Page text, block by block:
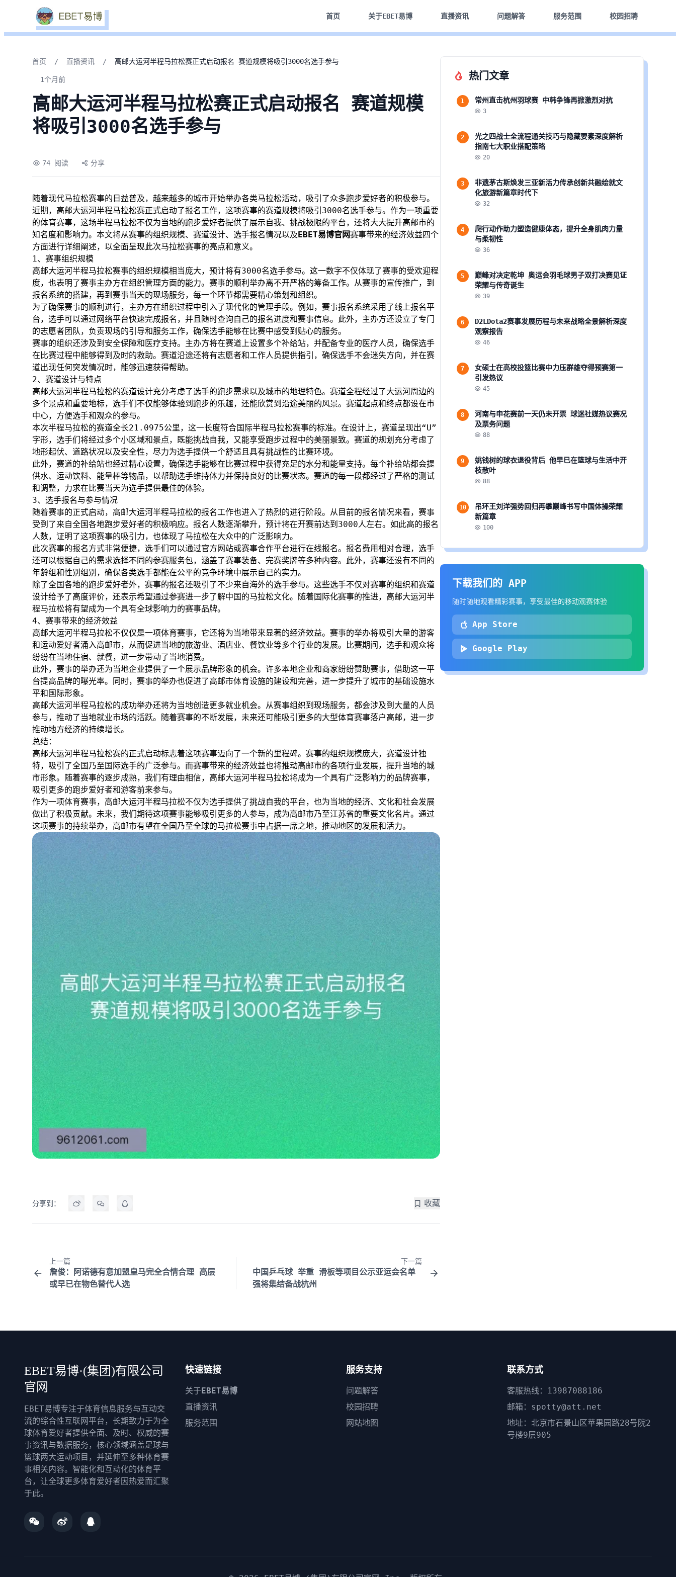
首页 关于EBET易博 直播资讯 问题解答 服务范围 校园招聘
首页 / 直播资讯 / 高邮大运河半程马拉松赛正式启动报名 赛道规模将吸引3000名选手参与
1个月前
高邮大运河半程马拉松赛正式启动报名 赛道规模
将吸引3000名选手参与
74 阅读 分享
随着现代马拉松赛事的日益普及，越来越多的城市开始举办各类马拉松活动，吸引了众多跑步爱好者的积极参与。
近期，高邮大运河半程马拉松赛正式启动了报名工作，这项赛事的赛道规模将吸引3000名选手参与。作为一项重要
的体育赛事，这场半程马拉松不仅为当地的跑步爱好者提供了展示自我、挑战极限的平台，还将大大提升高邮市的
知名度和影响力。本文将从赛事的组织规模、赛道设计、选手报名情况以及EBET易博官网赛事带来的经济效益四个
方面进行详细阐述，以全面呈现此次马拉松赛事的亮点和意义。
1、赛事组织规模
高邮大运河半程马拉松赛事的组织规模相当庞大，预计将有3000名选手参与。这一数字不仅体现了赛事的受欢迎程
度，也表明了赛事主办方在组织管理方面的能力。赛事的顺利举办离不开严格的筹备工作。从赛事的宣传推广，到
报名系统的搭建，再到赛事当天的现场服务，每一个环节都需要精心策划和组织。
为了确保赛事的顺利进行，主办方在组织过程中引入了现代化的管理手段。例如，赛事报名系统采用了线上报名平
台，选手可以通过网络平台快速完成报名，并且随时查询自己的报名进度和赛事信息。此外，主办方还设立了专门
的志愿者团队，负责现场的引导和服务工作，确保选手能够在比赛中感受到贴心的服务。
赛事的组织还涉及到安全保障和医疗支持。主办方将在赛道上设置多个补给站，并配备专业的医疗人员，确保选手
在比赛过程中能够得到及时的救助。赛道沿途还将有志愿者和工作人员提供指引，确保选手不会迷失方向，并在赛
道出现任何突发情况时，能够迅速获得帮助。
2、赛道设计与特点
高邮大运河半程马拉松的赛道设计充分考虑了选手的跑步需求以及城市的地理特色。赛道全程经过了大运河周边的
多个景点和重要地标，选手们不仅能够体验到跑步的乐趣，还能欣赏到沿途美丽的风景。赛道起点和终点都设在市
中心，方便选手和观众的参与。
本次半程马拉松的赛道全长21.0975公里，这一长度符合国际半程马拉松赛事的标准。在设计上，赛道呈现出“U”
字形，选手们将经过多个小区域和景点，既能挑战自我，又能享受跑步过程中的美丽景致。赛道的规划充分考虑了
地形起伏、道路状况以及安全性，尽力为选手提供一个舒适且具有挑战性的比赛环境。
此外，赛道的补给站也经过精心设置，确保选手能够在比赛过程中获得充足的水分和能量支持。每个补给站都会提
供水、运动饮料、能量棒等物品，以帮助选手维持体力并保持良好的比赛状态。赛道的每一段都经过了严格的测试
和调整，力求在比赛当天为选手提供最佳的体验。
3、选手报名与参与情况
随着赛事的正式启动，高邮大运河半程马拉松的报名工作也进入了热烈的进行阶段。从目前的报名情况来看，赛事
受到了来自全国各地跑步爱好者的积极响应。报名人数逐渐攀升，预计将在开赛前达到3000人左右。如此高的报名
人数，证明了这项赛事的吸引力，也体现了马拉松在大众中的广泛影响力。
此次赛事的报名方式非常便捷，选手们可以通过官方网站或赛事合作平台进行在线报名。报名费用相对合理，选手
还可以根据自己的需求选择不同的参赛服务包，涵盖了赛事装备、完赛奖牌等多种内容。此外，赛事还设有不同的
年龄组和性别组别，确保各类选手都能在公平的竞争环境中展示自己的实力。
除了全国各地的跑步爱好者外，赛事的报名还吸引了不少来自海外的选手参与。这些选手不仅对赛事的组织和赛道
设计给予了高度评价，还表示希望通过参赛进一步了解中国的马拉松文化。随着国际化赛事的推进，高邮大运河半
程马拉松将有望成为一个具有全球影响力的赛事品牌。
4、赛事带来的经济效益
高邮大运河半程马拉松不仅仅是一项体育赛事，它还将为当地带来显著的经济效益。赛事的举办将吸引大量的游客
和运动爱好者涌入高邮市，从而促进当地的旅游业、酒店业、餐饮业等多个行业的发展。比赛期间，选手和观众将
纷纷在当地住宿、就餐，进一步带动了当地消费。
此外，赛事的举办还为当地企业提供了一个展示品牌形象的机会。许多本地企业和商家纷纷赞助赛事，借助这一平
台提高品牌的曝光率。同时，赛事的举办也促进了高邮市体育设施的建设和完善，进一步提升了城市的基础设施水
平和国际形象。
高邮大运河半程马拉松的成功举办还将为当地创造更多就业机会。从赛事组织到现场服务，都会涉及到大量的人员
参与，推动了当地就业市场的活跃。随着赛事的不断发展，未来还可能吸引更多的大型体育赛事落户高邮，进一步
推动地方经济的持续增长。
总结：
高邮大运河半程马拉松赛的正式启动标志着这项赛事迈向了一个新的里程碑。赛事的组织规模庞大，赛道设计独
特，吸引了全国乃至国际选手的广泛参与。而赛事带来的经济效益也将推动高邮市的各项行业发展，提升当地的城
市形象。随着赛事的逐步成熟，我们有理由相信，高邮大运河半程马拉松将成为一个具有广泛影响力的品牌赛事，
吸引更多的跑步爱好者和游客前来参与。
作为一项体育赛事，高邮大运河半程马拉松不仅为选手提供了挑战自我的平台，也为当地的经济、文化和社会发展
做出了积极贡献。未来，我们期待这项赛事能够吸引更多的人参与，成为高邮市乃至江苏省的重要文化名片。通过
这项赛事的持续举办，高邮市有望在全国乃至全球的马拉松赛事中占据一席之地，推动地区的发展和活力。
分享到： 收藏
上一篇
詹俊：阿诺德有意加盟皇马完全合情合理 高层
或早已在物色替代人选
下一篇
中国乒乓球 举重 滑板等项目公示亚运会名单
强将集结备战杭州
热门文章
1 常州直击杭州羽球赛 中韩争锋再掀激烈对抗
3
2
光之四战士全流程通关技巧与隐藏要素深度解析
指南七大职业搭配策略
20
3
非遗茅古斯焕发三亚新活力传承创新共融绘就文
化旅游新篇章时代下
32
4
爬行动作助力塑造健康体态，提升全身肌肉力量
与柔韧性
36
5
巅峰对决定乾坤 奥运会羽毛球男子双打决赛见证
荣耀与传奇诞生
39
6
D2LDota2赛事发展历程与未来战略全景解析深度
观察报告
46
7
女硕士在高校投篮比赛中力压群雄夺得预赛第一
引发热议
45
8
河南与申花赛前一天仍未开票 球迷社媒热议赛况
及票务问题
88
9
姚钱树的球衣退役背后 他早已在篮球与生活中开
枝散叶
88
10
吊环王刘洋强势回归再攀巅峰书写中国体操荣耀
新篇章
100
下载我们的 APP
随时随地观看精彩赛事，享受最佳的移动观赛体验
App Store
Google Play
EBET易博·(集团)有限公司
官网
EBET易博专注于体育信息服务与互动交
流的综合性互联网平台，长期致力于为全
球体育爱好者提供全面、及时、权威的赛
事资讯与数据服务，核心领域涵盖足球与
篮球两大运动项目，并延伸至多种体育赛
事相关内容。智能化和互动化的体育平
台，让全球更多体育爱好者因热爱而汇聚
于此。
快速链接
关于EBET易博
直播资讯
服务范围
服务支持
问题解答
校园招聘
网站地图
联系方式
客服热线：13987088186
邮箱：spotty@att.net
地址：北京市石景山区苹果园路28号院2
号楼9层905